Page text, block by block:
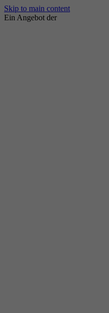
Skip to main content
Ein Angebot der